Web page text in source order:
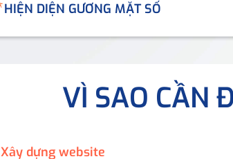
HIỆN DIỆN GƯƠNG MẶT SỐ
VÌ SAO CẦN
Xây dựng website